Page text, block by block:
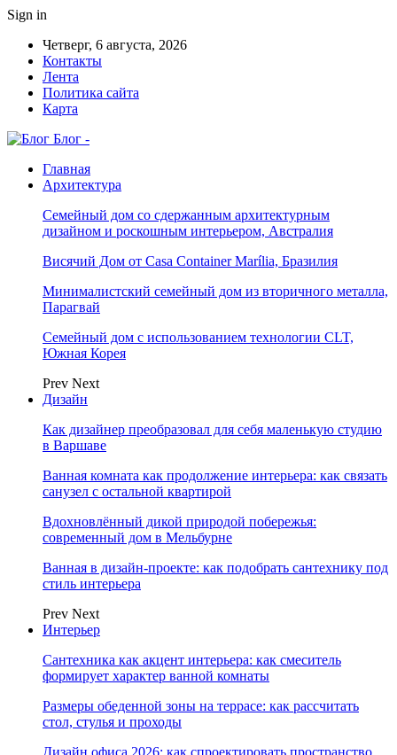
Sign in
Четверг, 6 августа, 2026
Контакты
Лента
Политика сайта
Карта
Блог -
Главная
Архитектура
Семейный дом со сдержанным архитектурным
дизайном и роскошным интерьером, Австралия
Висячий Дом от Casa Container Marília, Бразилия
Минималистский семейный дом из вторичного металла,
Парагвай
Семейный дом с использованием технологии CLT,
Южная Корея
Prev Next
Дизайн
Как дизайнер преобразовал для себя маленькую студию
в Варшаве
Ванная комната как продолжение интерьера: как связать
санузел с остальной квартирой
Вдохновлённый дикой природой побережья:
современный дом в Мельбурне
Ванная в дизайн-проекте: как подобрать сантехнику под
стиль интерьера
Prev Next
Интерьер
Сантехника как акцент интерьера: как смеситель
формирует характер ванной комнаты
Размеры обеденной зоны на террасе: как рассчитать
стол, стулья и проходы
Дизайн офиса 2026: как спроектировать пространство